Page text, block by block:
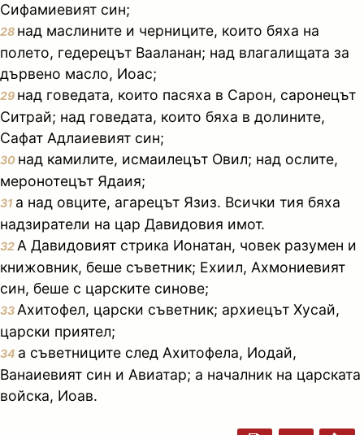
Сифамиевият син;
28 над маслините и черниците, които бяха на
полето, гедерецът Вааланан; над влагалищата за
дървено масло, Иоас;
29 над говедата, които пасяха в Сарон, саронецът
Ситрай; над говедата, които бяха в долините,
Сафат Адлаиевият син;
30 над камилите, исмаилецът Овил; над ослите,
меронотецът Ядаия;
31 а над овците, агарецът Язиз. Всички тия бяха
надзиратели на цар Давидовия имот.
32 А Давидовият стрика Ионатан, човек разумен и
книжовник, беше съветник; Ехиил, Ахмониевият
син, беше с царските синове;
33 Ахитофел, царски съветник; архиецът Хусай,
царски приятел;
34 а съветниците след Ахитофела, Иодай,
Ванаиевият син и Авиатар; а началник на царската
войска, Иоав.